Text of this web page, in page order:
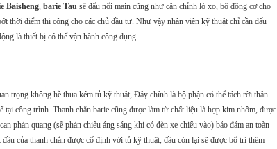
Baisheng, barie Tau sẽ đấu nối main cũng như căn chỉnh lò xo, bộ động cơ cho
thời điểm thi công cho các chủ đầu tư. Như vậy nhân viên kỹ thuật chỉ cần đấu
là thiết bị có thể vận hành công dụng.
trọng không hề thua kém tủ kỹ thuật, Đây chính là bộ phận có thể tách rời thân
tại công trình. Thanh chắn barie cũng được làm từ chất liệu là hợp kim nhôm, được
phản quang (sẽ phản chiếu áng sáng khi có đèn xe chiếu vào) bảo đảm an toàn
của thanh chắn được cố định với tủ kỹ thuật, đầu còn lại sẽ được bố trí thêm